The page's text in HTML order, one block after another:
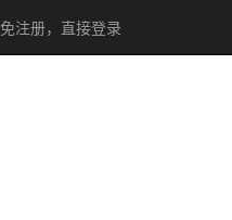
免注册，直接登录